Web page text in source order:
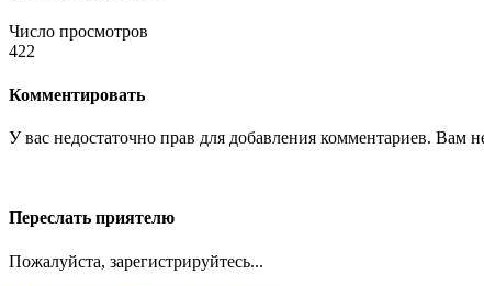
Число просмотров
422
Комментировать
У вас недостаточно прав для добавления комментариев. Вам
Переслать приятелю
Пожалуйста, зарегистрируйтесь...